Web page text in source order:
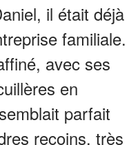
il était déjà
familiale.
avec ses
en
parfait
recoins, très